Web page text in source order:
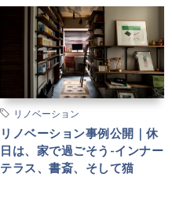
リノベーション
リノベーション事例公開｜休
日は、家で過ごそう-インナー
テラス、書斎、そして猫